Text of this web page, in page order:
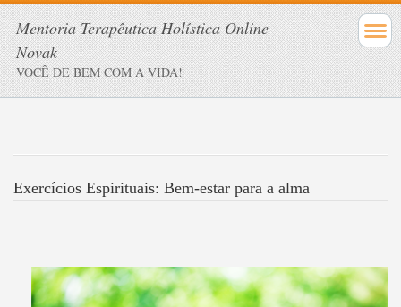
Mentoria Terapêutica Holística Online
Novak
VOCÊ DE BEM COM A VIDA!
Exercícios Espirituais: Bem-estar para a alma